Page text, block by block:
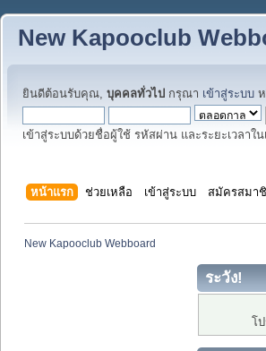
New Kapooclub
ยินดีต้อนรับคุณ, บุคคลทั่วไป กรุณา เข้าสู่ระบบ
เข้าสู่ระบบด้วยชื่อผู้ใช้ รหัสผ่าน และระยะเวลาใ
หน้าแรก ช่วยเหลือ เข้าสู่ระบบ สมัครสมา
New Kapooclub Webboard
ระวัง!
โ